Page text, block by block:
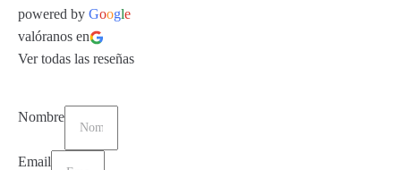
powered by Google
valóranos en
Ver todas las reseñas
Nombre
Email